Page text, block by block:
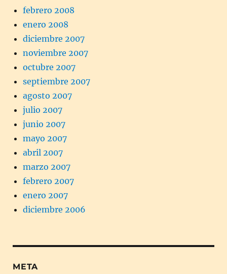
febrero 2008
enero 2008
diciembre 2007
noviembre 2007
octubre 2007
septiembre 2007
agosto 2007
julio 2007
junio 2007
mayo 2007
abril 2007
marzo 2007
febrero 2007
enero 2007
diciembre 2006
META